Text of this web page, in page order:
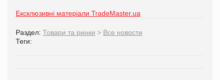
Ексклюзивні матеріали TradeMaster.ua
Раздел: Товари та ринки > Все новости
Теги: